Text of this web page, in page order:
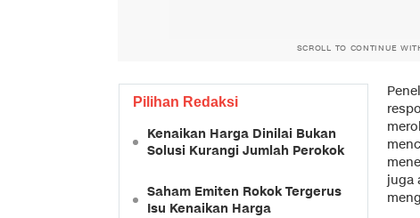
SCROLL TO CONTINUE
Pilihan Redaksi
Kenaikan Harga Dinilai Bukan
Solusi Kurangi Jumlah Perokok
Saham Emiten Rokok Tergerus
Isu Kenaikan Harga
juga